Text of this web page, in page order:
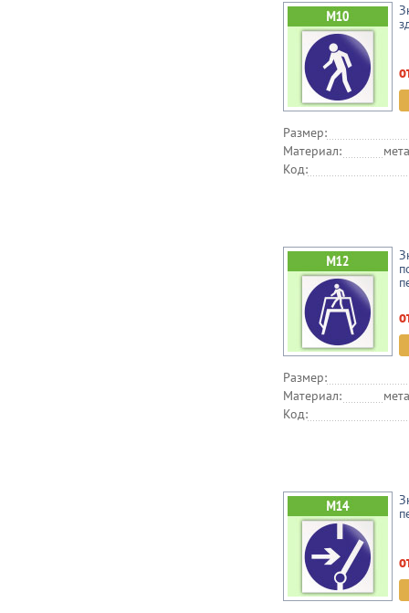
Размер:
Материал:
Код:
Размер:
Материал:
Код: